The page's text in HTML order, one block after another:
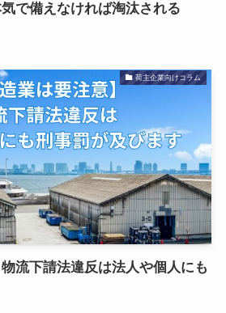
で備えなければ淘汰される
荷主企業向けコラム
物流下請法違反は法人や個人にも